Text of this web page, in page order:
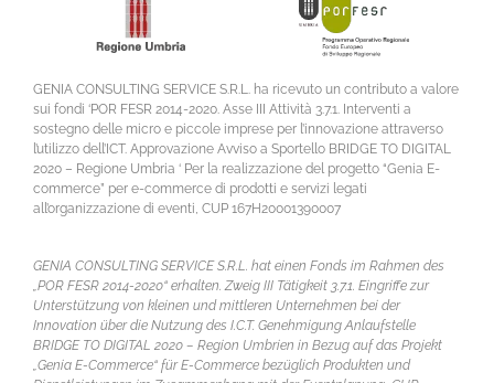
GENIA CONSULTING SERVICE S.R.L. ha ricevuto un contributo a valore
sui fondi ‘POR FESR 2014-2020. Asse III Attività 3.7.1. Interventi a
sostegno delle micro e piccole imprese per l’innovazione attraverso
l’utilizzo dell’ICT. Approvazione Avviso a Sportello BRIDGE TO DIGITAL
2020 – Regione Umbria ‘ Per la realizzazione del progetto “Genia E-
commerce” per e-commerce di prodotti e servizi legati
all’organizzazione di eventi, CUP 167H20001390007
GENIA CONSULTING SERVICE S.R.L. hat einen Fonds im Rahmen des
„POR FESR 2014-2020“ erhalten. Zweig III Tätigkeit 3.7.1. Eingriffe zur
Unterstützung von kleinen und mittleren Unternehmen bei der
Innovation über die Nutzung des I.C.T. Genehmigung Anlaufstelle
BRIDGE TO DIGITAL 2020 – Region Umbrien in Bezug auf das Projekt
„Genia E-Commerce“ für E-Commerce bezüglich Produkten und